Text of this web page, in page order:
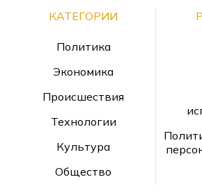
КАТЕГОРИИ
Политика
Экономика
Происшествия
Технологии
Культура
Общество